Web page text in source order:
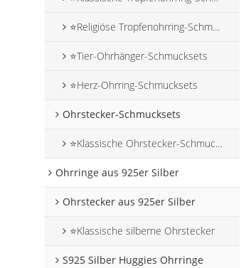
⭐Religiöse Tropfenohrring-Schmucksets
⭐Tier-Ohrhänger-Schmucksets
⭐Herz-Ohrring-Schmucksets
Ohrstecker-Schmucksets
⭐Klassische Ohrstecker-Schmucksets
Ohrringe aus 925er Silber
Ohrstecker aus 925er Silber
⭐Klassische silberne Ohrstecker
S925 Silber Huggies Ohrringe